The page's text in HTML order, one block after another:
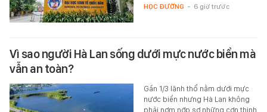
HỌC ĐƯỜNG - 6 giờ trước
Vì sao người Hà Lan sống dưới mực nước biển mà
vẫn an toàn?
Gần 1/3 lãnh thổ nằm dưới mực
nước biển nhưng Hà Lan không
phải nơm nớp sợ những cơn thịnh